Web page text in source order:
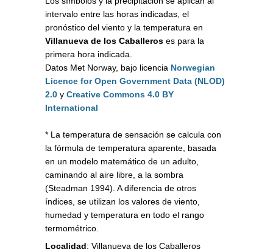
intervalo entre las horas indicadas, el
pronóstico del viento y la temperatura en
Villanueva de los Caballeros es para la
primera hora indicada.
Datos Met Norway, bajo licencia Norwegian
Licence for Open Government Data (NLOD)
2.0 y Creative Commons 4.0 BY
International
* La temperatura de sensación se calcula con
la fórmula de temperatura aparente, basada
en un modelo matemático de un adulto,
caminando al aire libre, a la sombra
(Steadman 1994). A diferencia de otros
índices, se utilizan los valores de viento,
humedad y temperatura en todo el rango
termométrico.
Localidad: Villanueva de los Caballeros